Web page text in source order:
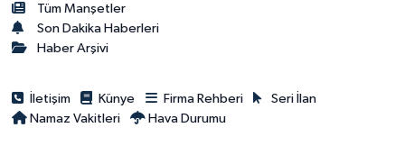
Tüm Manşetler
Son Dakika Haberleri
Haber Arşivi
İletişim Künye Firma Rehberi
Seri İlan
Namaz Vakitleri
Hava Durumu